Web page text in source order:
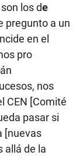
los de
pregunto a un
en el
pro
nos
CEN [Comité
pasar si
[nuevas
allá de la